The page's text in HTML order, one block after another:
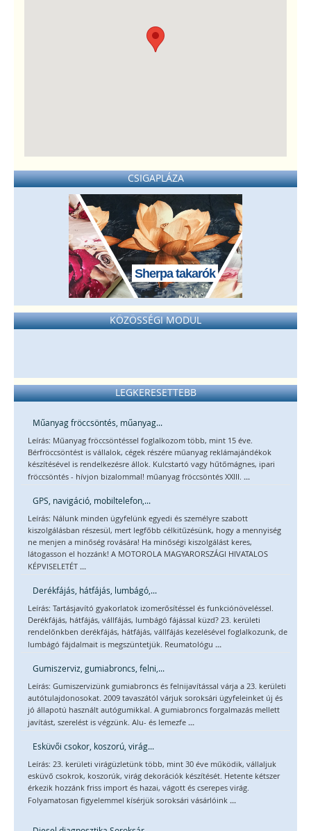
CSIGAPLÁZA
Sherpa takarók
KÖZÖSSÉGI MODUL
LEGKERESETTEBB
Műanyag fröccsöntés, műanyag...
Leírás: Műanyag fröccsöntéssel foglalkozom több, mint 15 éve.
Bérfröccsöntést is vállalok, cégek részére műanyag reklámajándékok
készítésével is rendelkezésre állok. Kulcstartó vagy hűtőmágnes, ipari
fröccsöntés - hívjon bizalommal! műanyag fröccsöntés XXIII. ...
GPS, navigáció, mobiltelefon,...
Leírás: Nálunk minden ügyfelünk egyedi és személyre szabott
kiszolgálásban részesül, mert legfőbb célkitűzésünk, hogy a mennyiség
ne menjen a minőség rovására! Ha minőségi kiszolgálást keres,
látogasson el hozzánk! A MOTOROLA MAGYARORSZÁGI HIVATALOS
KÉPVISELETÉT ...
Derékfájás, hátfájás, lumbágó,...
Leírás: Tartásjavító gyakorlatok izomerősítéssel és funkciónöveléssel.
Derékfájás, hátfájás, vállfájás, lumbágó fájással küzd? 23. kerületi
rendelőnkben derékfájás, hátfájás, vállfájás kezelésével foglalkozunk, de
lumbágó fájdalmait is megszüntetjük. Reumatológu ...
Gumiszerviz, gumiabroncs, felni,...
Leírás: Gumiszervizünk gumiabroncs és felnijavítással várja a 23. kerületi
autótulajdonosokat. 2009 tavaszától várjuk soroksári ügyfeleinket új és
jó állapotú használt autógumikkal. A gumiabroncs forgalmazás mellett
javítást, szerelést is végzünk. Alu- és lemezfe ...
Esküvői csokor, koszorú, virág...
Leírás: 23. kerületi virágüzletünk több, mint 30 éve működik, vállaljuk
esküvő csokrok, koszorúk, virág dekorációk készítését. Hetente kétszer
érkezik hozzánk friss import és hazai, vágott és cserepes virág.
Folyamatosan figyelemmel kísérjük soroksári vásárlóink ...